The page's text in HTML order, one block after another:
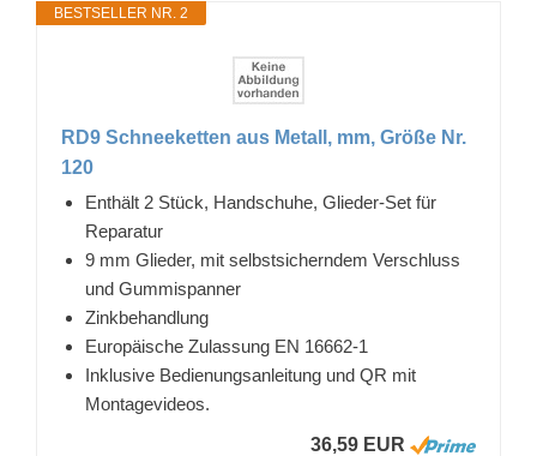
BESTSELLER NR. 2
RD9 Schneeketten aus Metall, mm, Größe Nr.
120
Enthält 2 Stück, Handschuhe, Glieder-Set für
Reparatur
9 mm Glieder, mit selbstsicherndem Verschluss
und Gummispanner
Zinkbehandlung
Europäische Zulassung EN 16662-1
Inklusive Bedienungsanleitung und QR mit
Montagevideos.
36,59 EUR